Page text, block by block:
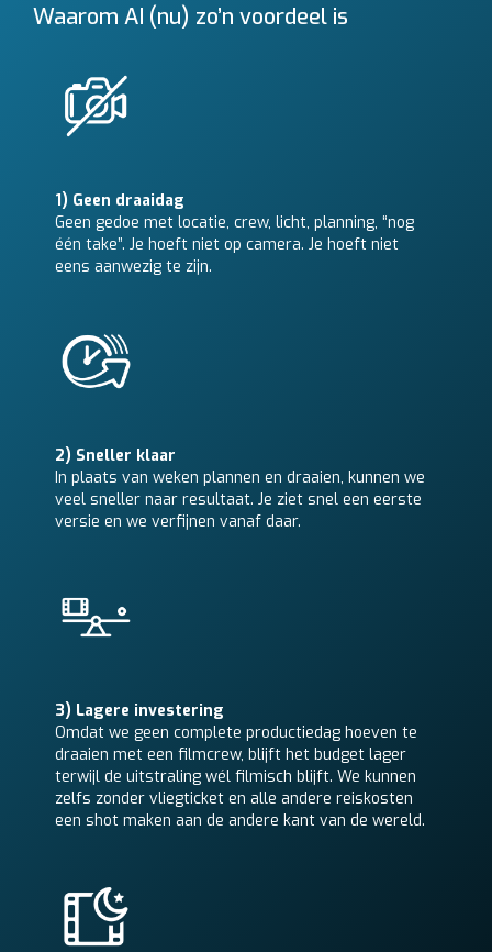
Waarom AI (nu) zo’n voordeel is
1) Geen draaidag
Geen gedoe met locatie, crew, licht, planning, “nog
één take”. Je hoeft niet op camera. Je hoeft niet
eens aanwezig te zijn.
2) Sneller klaar
In plaats van weken plannen en draaien, kunnen we
veel sneller naar resultaat. Je ziet snel een eerste
versie en we verfijnen vanaf daar.
3) Lagere investering
Omdat we geen complete productiedag hoeven te
draaien met een filmcrew, blijft het budget lager
terwijl de uitstraling wél filmisch blijft. We kunnen
zelfs zonder vliegticket en alle andere reiskosten
een shot maken aan de andere kant van de wereld.